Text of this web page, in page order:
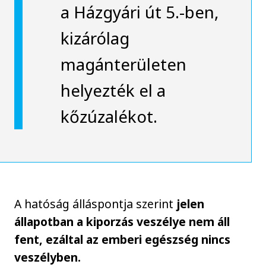
a Házgyári út 5.-ben,
kizárólag
magánterületen
helyezték el a
kőzúzalékot.
A hatóság álláspontja szerint jelen
állapotban a kiporzás veszélye nem áll
fent, ezáltal az emberi egészség nincs
veszélyben.